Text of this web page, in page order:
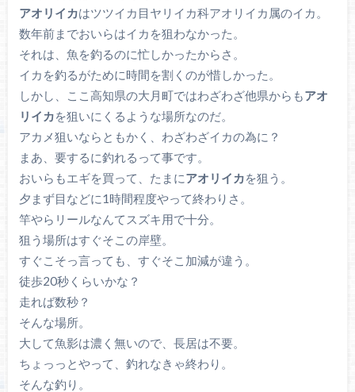
アオリイカはツツイカ目ヤリイカ科アオリイカ属のイカ。
数年前までおいらはイカを狙わなかった。
それは、魚を釣るのに忙しかったからさ。
イカを釣るがために時間を割くのが惜しかった。
しかし、ここ高知県の大月町ではわざわざ他県からもアオ
リイカを狙いにくるような場所なのだ。
アカメ狙いならともかく、わざわざイカの為に？
まあ、要するに釣れるって事です。
おいらもエギを買って、たまにアオリイカを狙う。
夕まず目などに1時間程度やって終わりさ。
竿やらリールなんてスズキ用で十分。
狙う場所はすぐそこの岸壁。
すぐこそっ言っても、すぐそこ加減が違う。
徒歩20秒くらいかな？
走れば数秒？
そんな場所。
大して魚影は濃く無いので、長居は不要。
ちょっっとやって、釣れなきゃ終わり。
そんな釣り。